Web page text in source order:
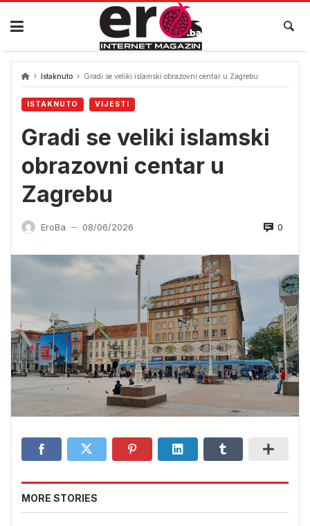
Skip
content
Istaknuto Gradi se veliki islamski obrazovni centar u Zagrebu
ISTAKNUTO VIJESTI
Gradi se veliki islamski
obrazovni centar u
Zagrebu
EroBa — 08/06/2026 0
MORE STORIES